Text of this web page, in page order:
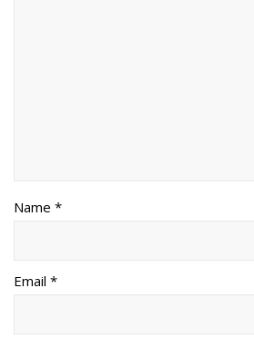
Name *
Email *